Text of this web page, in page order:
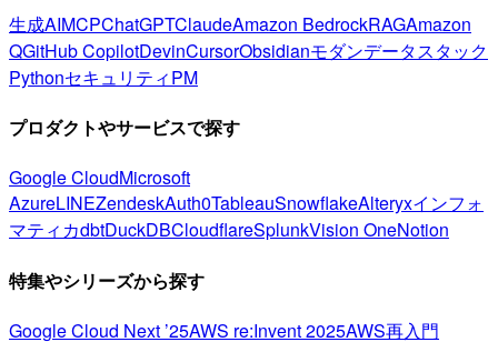
生成AIMCPChatGPTClaudeAmazon BedrockRAGAmazon
QGitHub CopilotDevinCursorObsidianモダンデータスタック
PythonセキュリティPM
プロダクトやサービスで探す
Google CloudMicrosoft
AzureLINEZendeskAuth0TableauSnowflakeAlteryxインフォ
マティカdbtDuckDBCloudflareSplunkVision OneNotion
特集やシリーズから探す
Google Cloud Next ’25AWS re:Invent 2025AWS再入門